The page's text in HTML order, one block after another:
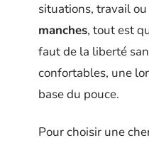
situations, travail
manches, tout est
faut de la liberté
confortables, une
base du pouce.
Pour choisir une